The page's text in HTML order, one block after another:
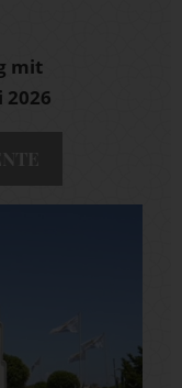
mit
2026